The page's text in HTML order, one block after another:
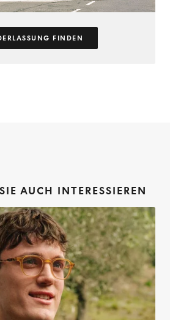
FINDEN
AUCH INTERESSIEREN